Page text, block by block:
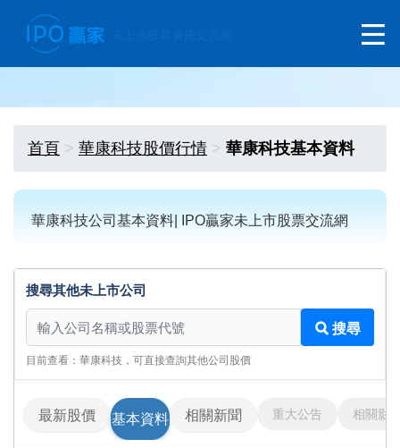
首頁 華康科技股價行情 華康科技基本資料
華康科技公司基本資料| IPO贏家未上市股票交流網
搜尋其他未上市公司
搜尋其他未上市公司
搜尋
目前查看：華康科技，可直接查詢其他公司股價
最新股價 基本資料 相關新聞 重大公告 相關影